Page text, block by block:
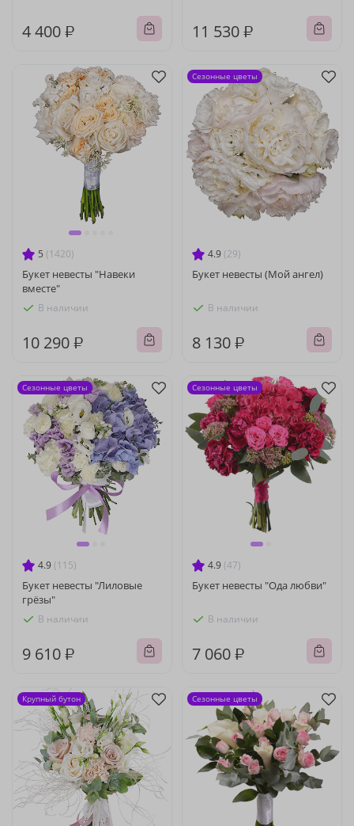
4 400 ₽ 11 530 ₽
5 (1420)
Букет невесты "Навеки
вместе"
В наличии
10 290 ₽
4.9 (29)
Букет невесты (Мой ангел)
В наличии
8 130 ₽
Сезонные цветы
4.9 (115)
Букет невесты "Лиловые
грёзы"
В наличии
9 610 ₽
Сезонные цветы
4.9 (47)
Букет невесты "Ода любви"
В наличии
7 060 ₽
Сезонные цветы
Крупный бутон Сезонные цветы